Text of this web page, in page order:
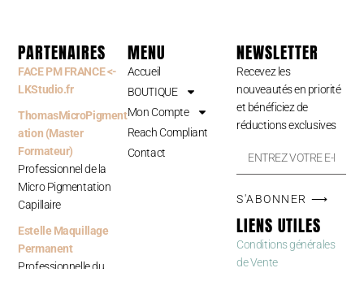
PARTENAIRES
FACE PM FRANCE <-
LKStudio.fr
ThomasMicroPigment
ation (Master
Formateur)
Professionnel de la
Micro Pigmentation
Capillaire
Estelle Maquillage
Permanent
Professionnelle du
MENU
Accueil
BOUTIQUE
Mon Compte
Reach Compliant
Contact
NEWSLETTER
Recevez les
nouveautés en priorité
et bénéficiez de
réductions exclusives
S'ABONNER ⟶
LIENS UTILES
Conditions générales
de Vente